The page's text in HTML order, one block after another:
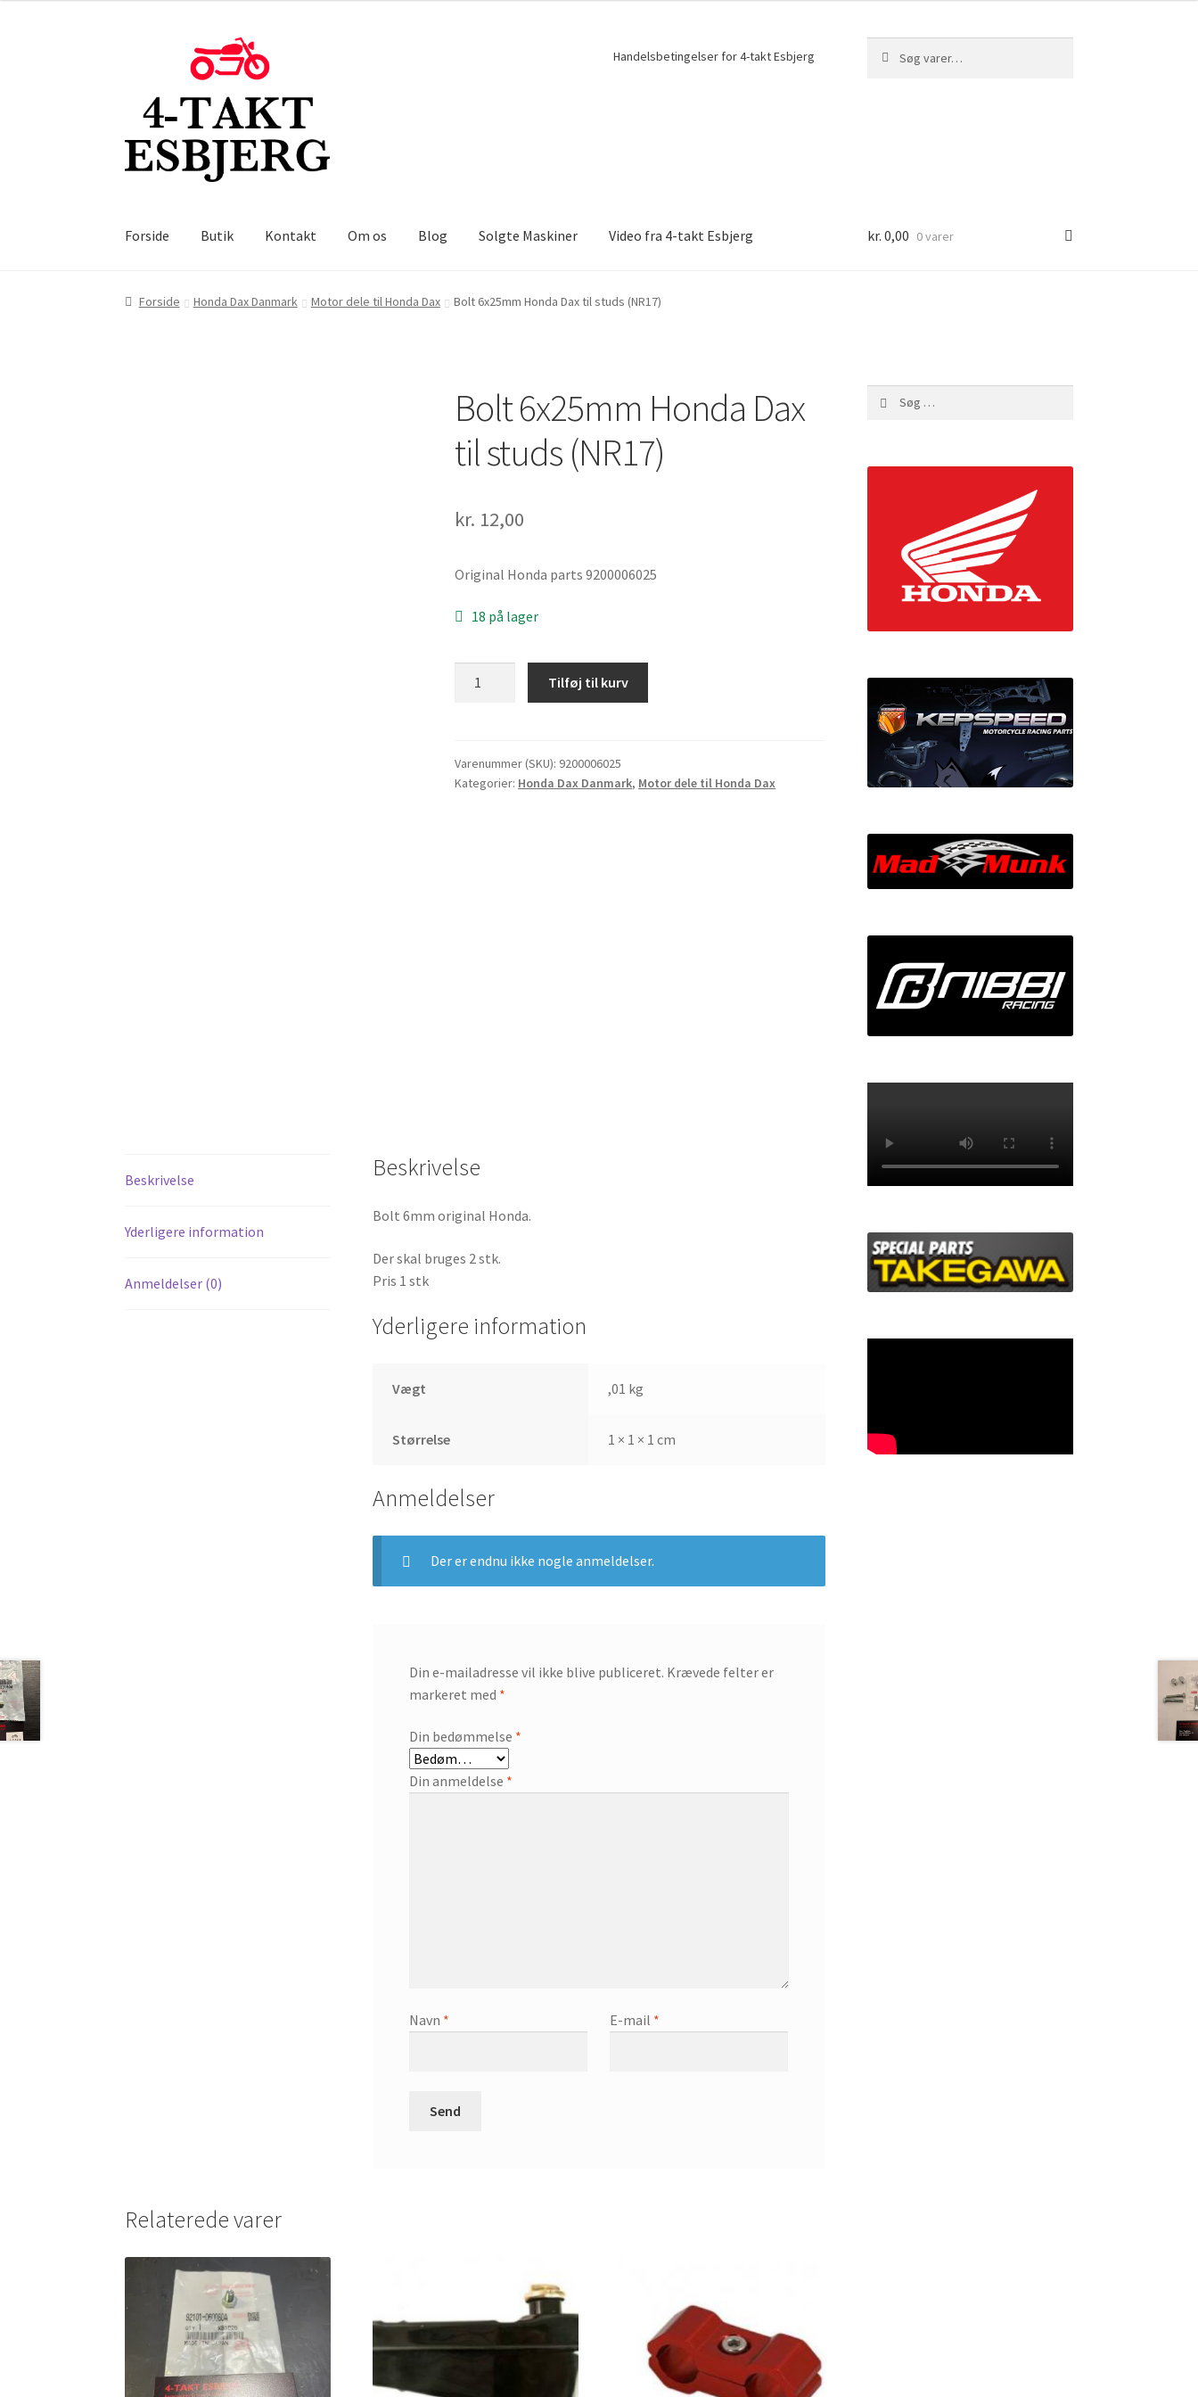
Handelsbetingelser for 4-takt Esbjerg
efter:
Forside Butik Kontakt Om os Blog Solgte Maskiner Video fra 4-takt Esbjerg kr. 0,00 0 varer
Forside Honda Dax Danmark Motor dele til Honda Dax Bolt 6x25mm Honda Dax til studs (NR17)
Bolt 6x25mm Honda Dax
til studs (NR17)
kr. 12,00
Original Honda parts 9200006025
18 på lager
til
studs
Tilføj til kurv
Varenummer (SKU): 9200006025
Kategorier: Honda Dax Danmark, Motor dele til Honda Dax
Beskrivelse
Yderligere information
Anmeldelser (0)
Beskrivelse
Bolt 6mm original Honda.
Der skal bruges 2 stk.
Pris 1 stk
Yderligere information
Vægt ,01 kg
Størrelse 1 × 1 × 1 cm
Anmeldelser
Der er endnu ikke nogle anmeldelser.
Din e-mailadresse vil ikke blive publiceret. Krævede felter er
markeret med *
Din bedømmelse *
Din anmeldelse *
Navn * E-mail *
Relaterede varer